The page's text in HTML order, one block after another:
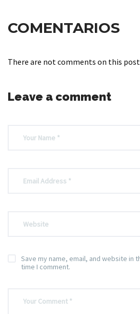
COMENTARIOS
There are not comments on this
Leave a comment
Save my name, email, and website in
time I comment.